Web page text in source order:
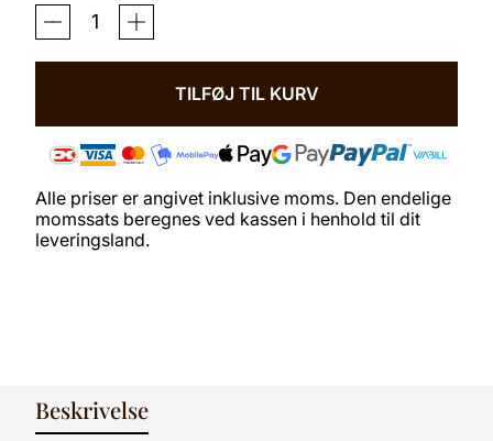
TERMO
BASELAYER
2.0
TILFØJ TIL KURV
Alle priser er angivet inklusive moms. Den endelige
momssats beregnes ved kassen i henhold til dit
leveringsland.
Beskrivelse